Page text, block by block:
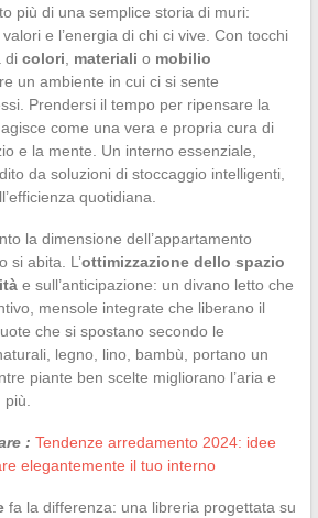
più di una semplice storia di muri:
e l’energia di chi ci vive. Con tocchi
di colori materiali o mobilio
un ambiente in cui ci si sente
Prendersi il tempo per ripensare la
come una vera e propria cura di
e la mente. Un interno essenziale,
da soluzioni di stoccaggio intelligenti,
quotidiana.
la dimensione dell’appartamento
si abita. L’ottimizzazione dello spazio
e sull’anticipazione: un divano letto che
mensole integrate che liberano il
che si spostano secondo le
legno, lino, bambù, portano un
piante ben scelte migliorano l’aria e
: Tendenze arredamento 2024: idee
elegantemente il tuo interno
fa la differenza: una libreria progettata su